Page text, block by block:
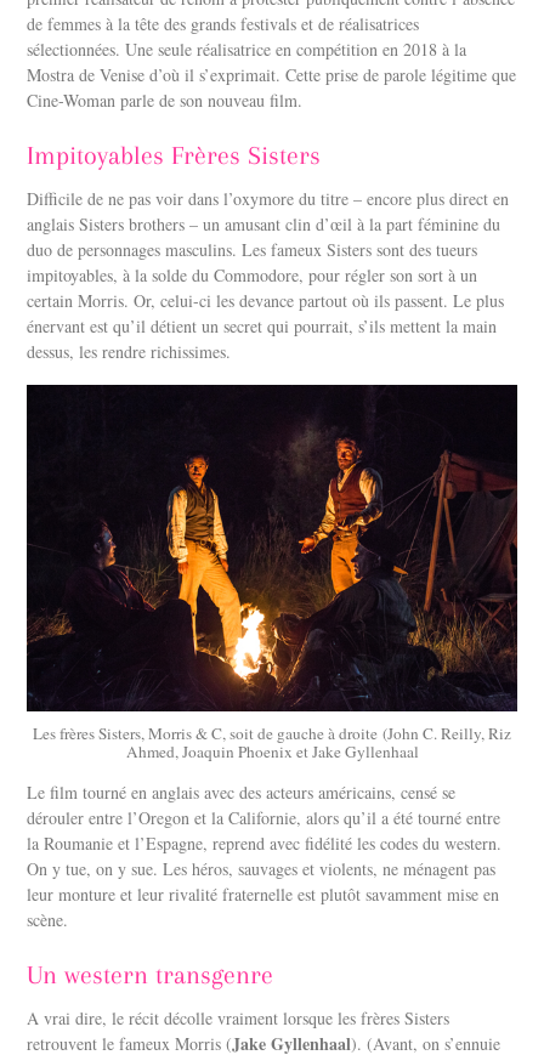
de femmes à la tête des grands festivals et de réalisatrices
sélectionnées. Une seule réalisatrice en compétition en 2018 à la
Mostra de Venise d’où il s’exprimait. Cette prise de parole légitime que
Cine-Woman parle de son nouveau film.
Impitoyables Frères Sisters
Difficile de ne pas voir dans l’oxymore du titre – encore plus direct en
anglais Sisters brothers – un amusant clin d’œil à la part féminine du
duo de personnages masculins. Les fameux Sisters sont des tueurs
impitoyables, à la solde du Commodore, pour régler son sort à un
certain Morris. Or, celui-ci les devance partout où ils passent. Le plus
énervant est qu’il détient un secret qui pourrait, s’ils mettent la main
dessus, les rendre richissimes.
Les frères Sisters, Morris & C, soit de gauche à droite (John C. Reilly, Riz
Ahmed, Joaquin Phoenix et Jake Gyllenhaal
Le film tourné en anglais avec des acteurs américains, censé se
dérouler entre l’Oregon et la Californie, alors qu’il a été tourné entre
la Roumanie et l’Espagne, reprend avec fidélité les codes du western.
On y tue, on y sue. Les héros, sauvages et violents, ne ménagent pas
leur monture et leur rivalité fraternelle est plutôt savamment mise en
scène.
Un western transgenre
A vrai dire, le récit décolle vraiment lorsque les frères Sisters
retrouvent le fameux Morris (Jake Gyllenhaal). (Avant, on s’ennuie